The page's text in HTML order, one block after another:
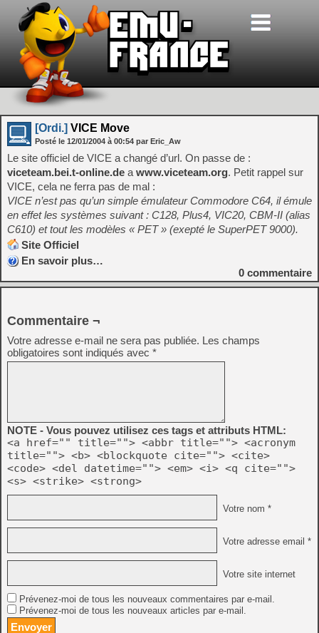
[Ordi.] VICE Move
Posté le 12/01/2004 à 00:54 par Eric_Aw
Le site officiel de VICE a changé d’url. On passe de :
viceteam.bei.t-online.de a www.viceteam.org. Petit rappel sur
VICE, cela ne ferra pas de mal :
VICE n’est pas qu’un simple émulateur Commodore C64, il émule
en effet les systèmes suivant : C128, Plus4, VIC20, CBM-II (alias
C610) et tout les modèles « PET » (exepté le SuperPET 9000).
Site Officiel
En savoir plus…
0 commentaire
Commentaire ¬
Votre adresse e-mail ne sera pas publiée. Les champs
obligatoires sont indiqués avec *
NOTE - Vous pouvez utilisez ces tags et attributs HTML:
<a href="" title=""> <abbr title=""> <acronym
title=""> <b> <blockquote cite=""> <cite>
<code> <del datetime=""> <em> <i> <q cite="">
<s> <strike> <strong>
Votre nom *
Votre adresse email *
Votre site internet
Prévenez-moi de tous les nouveaux commentaires par e-mail.
Prévenez-moi de tous les nouveaux articles par e-mail.